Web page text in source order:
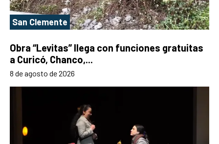
San Clemente
Obra “Levitas” llega con funciones gratuitas
a Curicó, Chanco,...
8 de agosto de 2026